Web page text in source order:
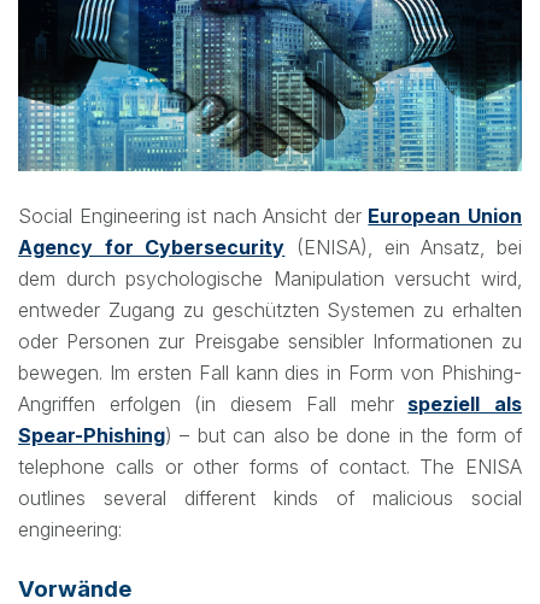
Social Engineering ist nach Ansicht der European Union
Agency for Cybersecurity (ENISA), ein Ansatz, bei
dem durch psychologische Manipulation versucht wird,
entweder Zugang zu geschützten Systemen zu erhalten
oder Personen zur Preisgabe sensibler Informationen zu
bewegen. Im ersten Fall kann dies in Form von Phishing-
Angriffen erfolgen (in diesem Fall mehr speziell als
Spear-Phishing) – but can also be done in the form of
telephone calls or other forms of contact. The ENISA
outlines several different kinds of malicious social
engineering:
Vorwände